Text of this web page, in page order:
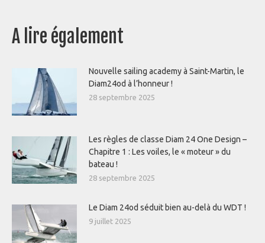
A lire également
Nouvelle sailing academy à Saint-Martin, le
Diam24od à l’honneur !
28 septembre 2025
Les règles de classe Diam 24 One Design –
Chapitre 1 : Les voiles, le « moteur » du
bateau !
28 septembre 2025
Le Diam 24od séduit bien au-delà du WDT !
9 juillet 2025